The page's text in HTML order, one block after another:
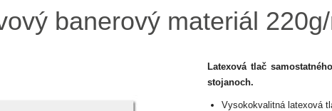
banerový materiál
Latexová tlač
stojanoch.
Vysokokvalitná latexová